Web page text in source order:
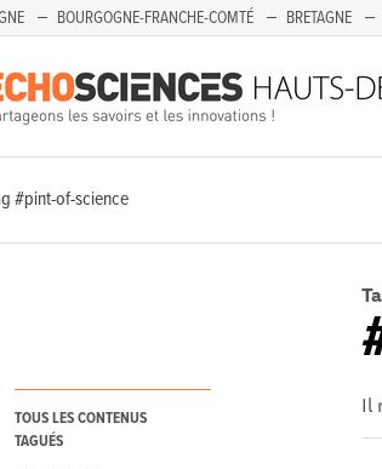
BOURGOGNE-FRANCHE-COMTÉ BRETAGNE
BLANC
#pint-of-science
TOUS LES CONTENUS
TAGUÉS
Il